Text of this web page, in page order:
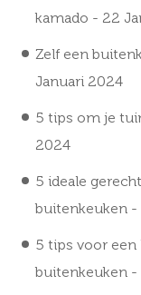
kamado - 22
Zelf een
Januari 2024
5 tips om je
2024
5 ideale
buitenkeuken -
5 tips voor een
buitenkeuken -